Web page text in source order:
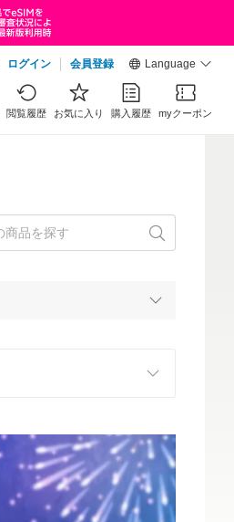
ログイン 会員登録 Language
閲覧履歴 お気に入り 購入履歴 myクーポン